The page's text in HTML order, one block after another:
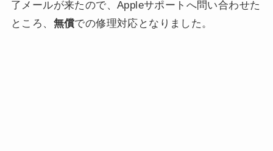
了メールが来たので、Appleサポートへ問い合わせた
ところ、 無償での修理対応となりました。